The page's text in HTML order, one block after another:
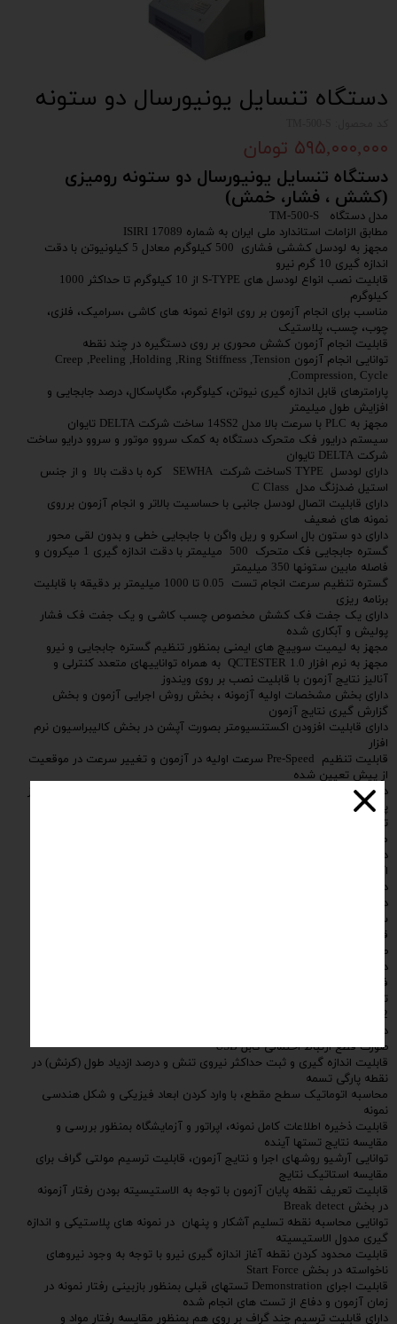
دستگاه تنسایل یونیورسال دو ستونه
۵۹۵,۰۰۰,۰۰۰ تومان
​دستگاه تنسایل یونیورسال دو ستونه رومیزی
(کشش ، فشار، خمش)
​مدل دستگاه TM-500-S
مطابق الزامات استاندارد ملی ایران به شماره ISIRI 17089
مجهز به لودسل کششی فشاری 500 کیلوگرم معادل 5 کیلونیوتن با دقت
اندازه گیری 10 گرم نیرو
قابلیت نصب انواع لودسل های S-TYPE از 10 کیلوگرم تا حداکثر 1000
کیلوگرم
مناسب برای انجام آزمون بر روی انواع نمونه های کاشی ،سرامیک، فلزی،
چوب، چسب، پلاستیک
قابلیت انجام آزمون کشش محوری بر روی دستگیره در چند نقطه
توانایی انجام آزمون Creep ,Peeling ,Holding ,Ring Stiffness ,Tension
,Compression, Cycle
پارامترهای قابل اندازه گیری نیوتن، کیلوگرم، مگاپاسکال، درصد جابجایی و
افزایش طول میلیمتر
مجهز به PLC با سرعت بالا مدل 14SS2 ساخت شرکت DELTA تایوان
سیستم درایور فک متحرک دستگاه به کمک سروو موتور و سروو درایو ساخت
شرکت DELTA تایوان
دارای لودسل S TYPEساخت شرکت SEWHA کره با دقت بالا و از جنس
استیل ضدزنگ مدل C Class
دارای قابلیت اتصال لودسل جانبی با حساسیت بالاتر و انجام آزمون برروی
نمونه های ضعیف
دارای دو ستون بال اسکرو و ریل واگن با جابجایی خطی و بدون لقی محور
گستره جابجایی فک متحرک 500 میلیمتر با دقت اندازه گیری 1 میکرون و
فاصله مابین ستونها 350 میلیمتر
گستره تنظیم سرعت انجام تست 0.05 تا 1000 میلیمتر بر دقیقه با قابلیت
برنامه ریزی
دارای یک جفت فک کشش مخصوص چسب کاشی و یک جفت فک فشار
پولیش و آبکاری شده
مجهز به لیمیت سوییچ های ایمنی بمنظور تنظیم گستره جابجایی و نیرو
مجهز به نرم افزار QCTESTER 1.0 به همراه تواناییهای متعدد کنترلی و
آنالیز نتایج آزمون با قابلیت نصب بر روی ویندوز
دارای بخش مشخصات اولیه آزمونه ، بخش روش اجرایی آزمون و بخش
گزارش گیری نتایج آزمون
دارای قابلیت افزودن اکستنسیومتر بصورت آپشن در بخش کالیبراسیون نرم
افزار
قابلیت تنظیم Pre-Speed سرعت اولیه در آزمون و تغییر سرعت در موقعیت
از پیش تعیین شده
دارای بخش Change Speed برای اعمال سرعت سوم انجام آزمون در قسمت از
پیش تعیین شده
توانایی آرشیو روشهای اجرا و نتایج آزمون، قابلیت ترسیم مولتی گراف برای
مقایسه استاتیک نتایج
اکستنسیومتر و سرعتهای حرکتی
دارای قابلیت Go to position برای اتصال دقیق تر نمونه بین فکهای دستگاه
دارای قابلیت برگشت سریع فک متحرک به نقطه اولیه شروع آزمون با
سرعت قابل تغییر
صفحه گزارش آزمون
دارای قابلیت ذخیره اطلاعات خام آزمون (نیرو و جابجایی) در قالب
فایل EXCEL
,N/mm2 , Kg/cm2 و الانگیشن با واحدهایmm, %
صورت قطع ارتباط احتمالی کابل USB
قابلیت اندازه گیری و ثبت حداکثر نیروی تنش و درصد ازدیاد طول (کرنش) در
نقطه پارگی تسمه
محاسبه اتوماتیک سطح مقطع، با وارد کردن ابعاد فیزیکی و شکل هندسی
نمونه
قابلیت ذخیره اطلاعات کامل نمونه، اپراتور و آزمایشگاه بمنظور بررسی و
مقایسه نتایج تستها آینده
توانایی آرشیو روشهای اجرا و نتایج آزمون، قابلیت ترسیم مولتی گراف برای
مقایسه استاتیک نتایج
قابلیت تعریف نقطه پایان آزمون با توجه به الاستیسیته بودن رفتار آزمونه
در بخش Break detect
توانایی محاسبه نقطه تسلیم آشکار و پنهان در نمونه های پلاستیکی و اندازه
گیری مدول الاستیسیته
قابلیت محدود کردن نقطه آغاز اندازه گیری نیرو با توجه به وجود نیروهای
ناخواسته در بخش Start Force
قابلیت اجرای Demonstration تستهای قبلی بمنظور بازبینی رفتار نمونه در
زمان آزمون و دفاع از تست های انجام شده
دارای قابلیت ترسیم چند گراف بر روی هم بمنظور مقایسه رفتار مواد و